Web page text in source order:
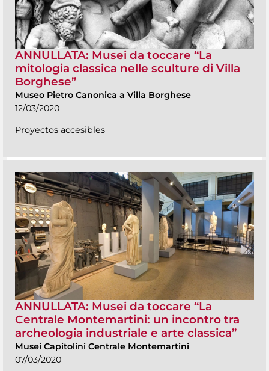
ANNULLATA: Musei da toccare “La
mitologia classica nelle sculture di Villa
Borghese”
Museo Pietro Canonica a Villa Borghese
12/03/2020
Proyectos accesibles
ANNULLATA: Musei da toccare “La
Centrale Montemartini: un incontro tra
archeologia industriale e arte classica”
Musei Capitolini Centrale Montemartini
07/03/2020